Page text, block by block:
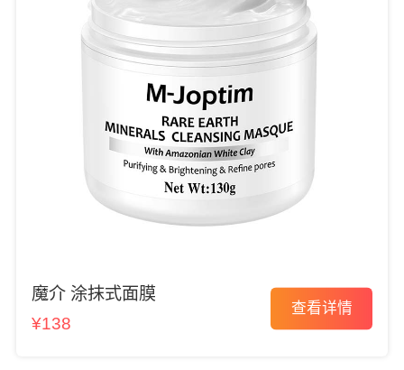
魔介 涂抹式面膜
¥138
查看详情